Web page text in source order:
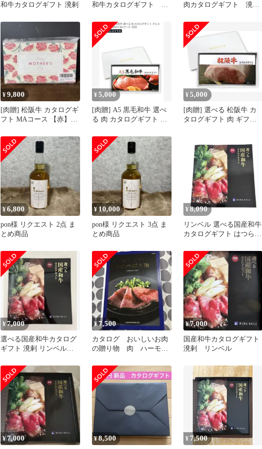
和牛カタログギフト 溌剌
和牛カタログギフト 申
肉カタログギフト 溌剌
ス
¥9,800
[肉贈] 松阪牛 カタログギ
フト MAコース 【赤】母
¥5,000
[肉贈] A5 黒毛和牛 選べ
る 肉 カタログギフト グ
¥5,000
[肉贈] 選べる 松阪牛 カ
タログギフト 肉 ギフト
¥6,800
pon様 リクエスト 2点 ま
とめ商品
¥ 10,000
pon様 リクエスト 3点 ま
とめ商品
¥ 8,090
リンベル 選べる国産和牛
カタログギフト はつらつ
¥7,000
選べる国産和牛カタログ
ギフト 溌剌 リンベル
¥7,500
カタログ おいしいお肉
の贈り物 肉 ハーモニ
牛肉 豚肉
¥7,000
国産和牛カタログギフト
溌剌 リンベル
¥7,000 ¥8,500 ¥ 7,500